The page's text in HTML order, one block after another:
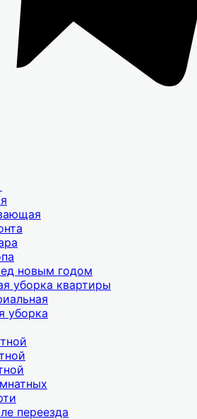
новым годом
уборка квартиры
уборка
переезда